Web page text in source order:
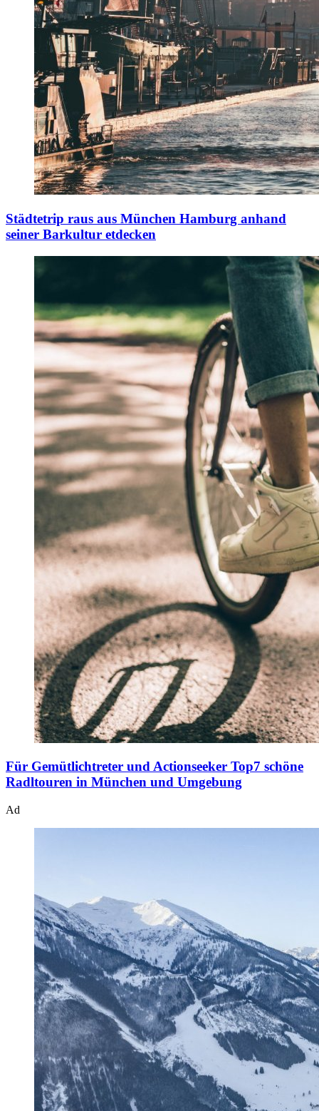
Städtetrip raus aus München Hamburg anhand
seiner Barkultur etdecken
Für Gemütlichtreter und Actionseeker Top7 schöne
Radltouren in München und Umgebung
Ad